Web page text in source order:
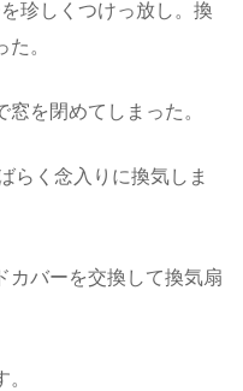
珍しくつけっ放し。換
。
を閉めてしまった。
らく念入りに換気しま
カバーを交換して換気扇